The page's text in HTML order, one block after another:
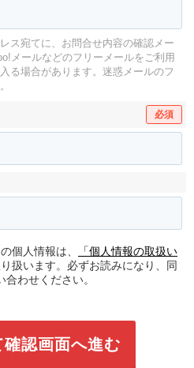
ス宛てに、お問合せ内容の確認メー
メールなどのフリーメールをご利用
る場合があります。 迷惑メールのフ
必須
個人情報は、
「個人情報の取扱い
扱います。必ずお読みになり、同
合わせください。
確認画面へ進む